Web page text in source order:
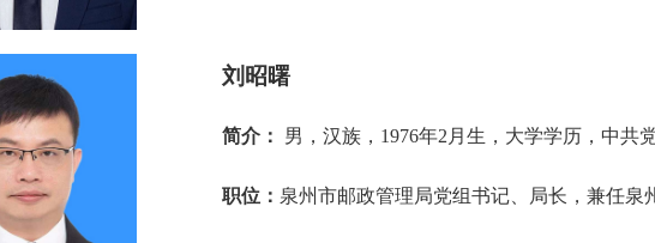
刘昭曙
简介： 男，汉族，1976年2月生，大学学历，中共党
职位： 泉州市邮政管理局党组书记、局长，兼任泉